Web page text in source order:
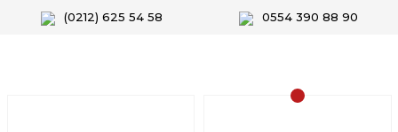
(0212) 625 54 58 0554 390 88 90